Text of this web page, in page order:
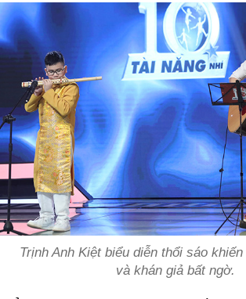
Trịnh Anh Kiệt biểu diễn thổi sáo
và khán giả bất ngờ.